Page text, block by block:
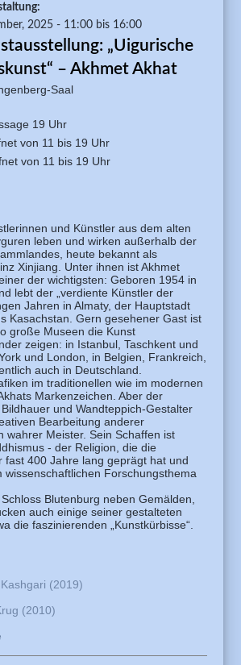
2025 - 11:00 bis 16:00
„Uigurische
– Akhmet Akhat
Saal
19 Uhr
von 11 bis 19 Uhr
von 11 bis 19 Uhr
und Künstler aus dem alten
leben und wirken außerhalb der
heute bekannt als
Xinjiang. Unter ihnen ist Akhmet
der wichtigsten: Geboren 1954 in
lebt der „verdiente Künstler der
Jahren in Almaty, der Hauptstadt
Kasachstan. Gern gesehener Gast ist
große Museen die Kunst
zeigen: in Istanbul, Taschkent und
und London, in Belgien, Frankreich,
auch in Deutschland.
im traditionellen wie im modernen
Markenzeichen. Aber der
und Wandteppich-Gestalter
Bearbeitung anderer
wahrer Meister. Sein Schaffen ist
- der Religion, die die
fast 400 Jahre lang geprägt hat und
wissenschaftlichen Forschungsthema
Blutenburg neben Gemälden,
auch einige seiner gestalteten
die faszinierenden „Kunstkürbisse“.